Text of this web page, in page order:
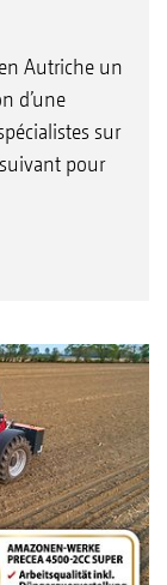
Autriche un
d’une
sur
pour